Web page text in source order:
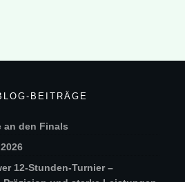
BEITRÄGE
an den Finals
12-Stunden-Turnier –